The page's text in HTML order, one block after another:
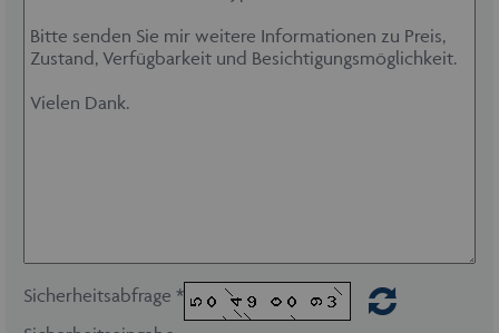
Sicherheitsabfrage *